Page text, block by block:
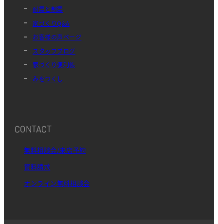
耐震と制震
家づくりQ&A
お客様の声ページ
スタッフブログ
家づくり便利帳
みをつくし
CONTACT
無料相談会/来店予約
資料請求
オンライン無料相談会